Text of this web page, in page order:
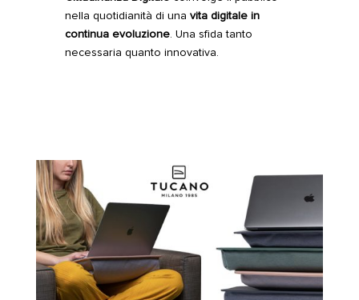
nella quotidianità di una vita digitale in
continua evoluzione. Una sfida tanto
necessaria quanto innovativa.